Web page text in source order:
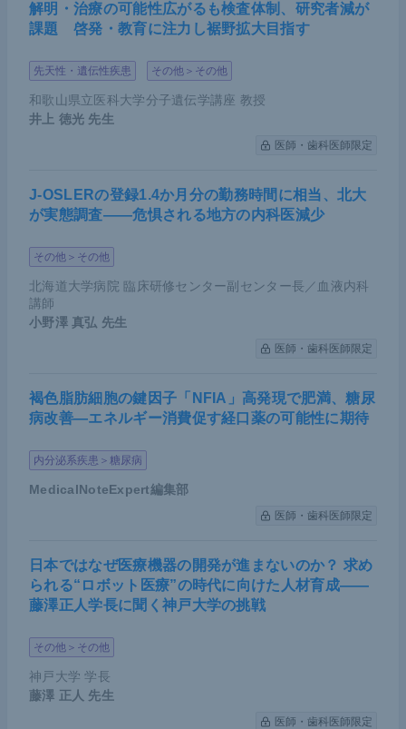
ガイドライン変更に伴う今後の展望
mPAPの診断基準が20 mmHgに変わることで、早期
診断や早期の薬物介入が可能になると予測される。
で、早期の適切な診断と治療開始につながるだろ
う。ただし、遺伝学的な素因があるため、早期治療
また、一部の運動誘発性PHは、mPAPの診断基準を
20 mmHgにしても見逃される可能性もあるため、運
動誘発性PHの段階で薬物治療が可能になることが期
講演のまとめ
HPAHは家族歴を有する、あるいはPAH発症原因
BMPR2シグナル経路は細胞増殖を抑制するた
れ、血管内で細胞が増殖することで内腔が狭窄す
る
子の世代で若年発症を伴う症例があるため、早期
に検査をすることで発見につながる可能性がある
HPAHの早期診断や発症予測として、運動負荷検
解明・治療の可能性広がるも検査体制、研究者減が
課題 啓発・教育に注力し裾野拡大目指す
先天性・遺伝性疾患 その他＞その他
和歌山県立医科大学分子遺伝学講座 教授
井上 徳光 先生
医師・歯科医師限定
J-OSLERの登録1.4か月分の勤務時間に相当、北大
が実態調査――危惧される地方の内科医減少
その他＞その他
北海道大学病院 臨床研修センター副センター長／血液内科
講師
小野澤 真弘 先生
医師・歯科医師限定
褐色脂肪細胞の鍵因子「NFIA」高発現で肥満、糖尿
病改善―エネルギー消費促す経口薬の可能性に期待
内分泌系疾患＞糖尿病
MedicalNoteExpert編集部
医師・歯科医師限定
日本ではなぜ医療機器の開発が進まないのか？ 求め
られる“ロボット医療”の時代に向けた人材育成――
藤澤正人学長に聞く神戸大学の挑戦
その他＞その他
神戸大学 学長
藤澤 正人 先生
医師・歯科医師限定